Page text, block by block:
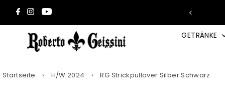
Direkt zum Inhalt
Wunsch-Trays in den Warenkorb →
GETRÄNKE
Startseite › H/W 2024 › RG Strickpullover Silber Schwarz